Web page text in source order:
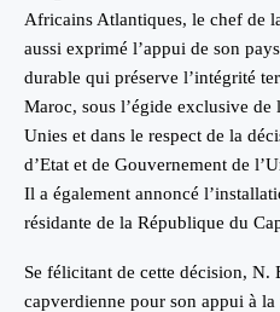
Africains Atlantiques, le chef de
aussi exprimé l’appui de son
durable qui préserve l’intégrité
Maroc, sous l’égide exclusive de
Unies et dans le respect de la
d’Etat et de Gouvernement de
Il a également annoncé
résidante de la République du
Se félicitant de cette décision, N.
capverdienne pour son appui à la